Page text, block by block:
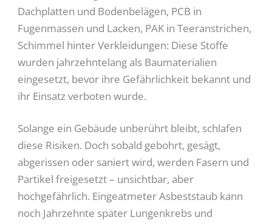
Dachplatten und Bodenbelägen, PCB in
Fugenmassen und Lacken, PAK in Teeranstrichen,
Schimmel hinter Verkleidungen: Diese Stoffe
wurden jahrzehntelang als Baumaterialien
eingesetzt, bevor ihre Gefährlichkeit bekannt und
ihr Einsatz verboten wurde.
Solange ein Gebäude unberührt bleibt, schlafen
diese Risiken. Doch sobald gebohrt, gesägt,
abgerissen oder saniert wird, werden Fasern und
Partikel freigesetzt – unsichtbar, aber
hochgefährlich. Eingeatmeter Asbeststaub kann
noch Jahrzehnte später Lungenkrebs und